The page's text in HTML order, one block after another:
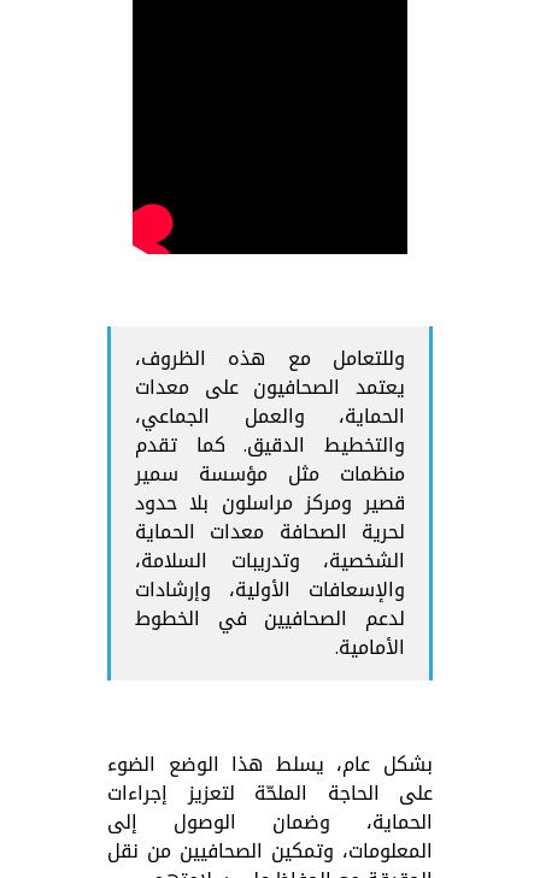
وللتعامل مع هذه الظروف،
يعتمد الصحافيون على معدات
الحماية، والعمل الجماعي،
والتخطيط الدقيق. كما تقدم
منظمات مثل مؤسسة سمير
قصير ومركز مراسلون بلا حدود
لحرية الصحافة معدات الحماية
الشخصية، وتدريبات السلامة،
والإسعافات الأولية، وإرشادات
لدعم الصحافيين في الخطوط
الأمامية.
بشكل عام، يسلط هذا الوضع الضوء
على الحاجة الملحّة لتعزيز إجراءات
الحماية، وضمان الوصول إلى
المعلومات، وتمكين الصحافيين من نقل